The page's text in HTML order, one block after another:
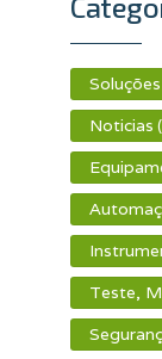
Noticias
Teste,